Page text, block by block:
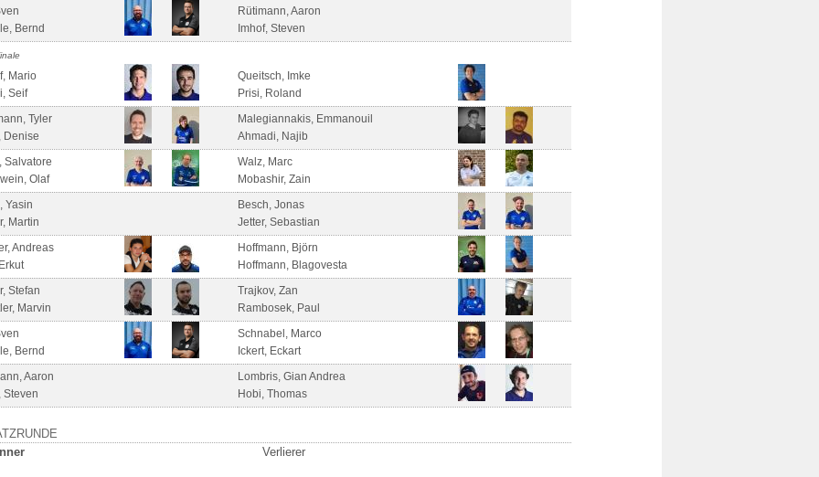
Bernd
Rütimann, Aaron
Imhof, Steven
Mario
Seif
Queitsch, Imke
Prisi, Roland
Tyler
Denise
Malegiannakis, Emmanouil
Ahmadi, Najib
Salvatore
Olaf
Walz, Marc
Mobashir, Zain
Yasin
Martin
Besch, Jonas
Jetter, Sebastian
Andreas
Hoffmann, Björn
Hoffmann, Blagovesta
Stefan
Marvin
Trajkov, Zan
Rambosek, Paul
Bernd
Schnabel, Marco
Ickert, Eckart
Aaron
Steven
Lombris, Gian Andrea
Hobi, Thomas
Verlierer